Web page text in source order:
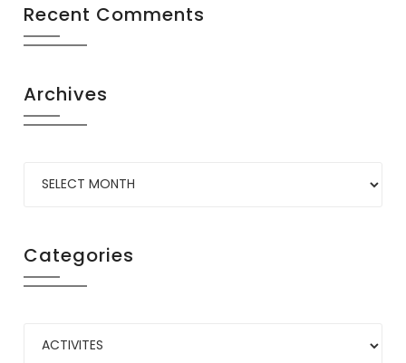
Recent Comments
Archives
Categories